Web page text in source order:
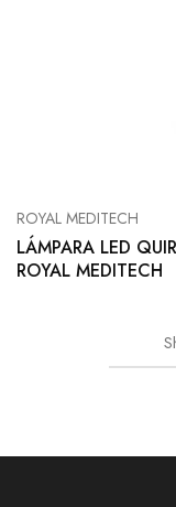
ROYAL MEDITECH
LÁMPARA LED
ROYAL MEDITECH